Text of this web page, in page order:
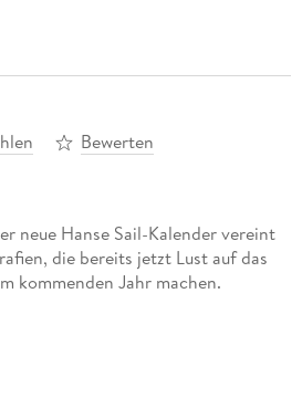
Bewerten
neue Hanse Sail-Kalender vereint
die bereits jetzt Lust auf das
kommenden Jahr machen.